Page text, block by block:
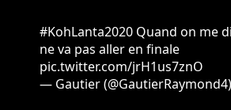
#KohLanta2020 Quand on me
ne va pas aller en finale
pic.twitter.com/jrH1us7znO
— Gautier (@GautierRaymond4)